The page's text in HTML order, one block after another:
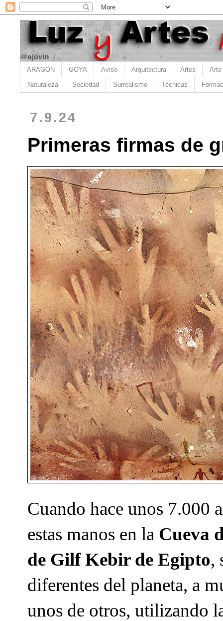
ARAGÓN GOYA Aviso Arquitectura Artes Arte
Naturaleza Sociedad Surrealismo Técnicas
7.9.24
Primeras firmas de
Cuando hace unos 7.000
estas manos en la Cueva
de Gilf Kebir de Egipto,
diferentes del planeta, a
unos de otros, utilizando